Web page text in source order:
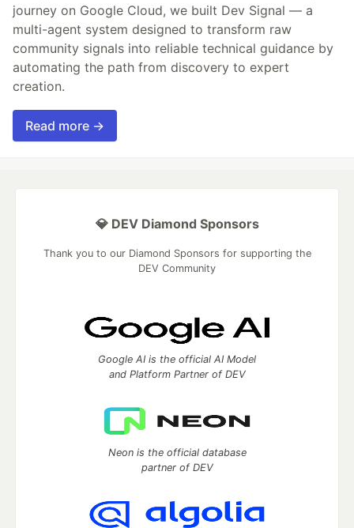
journey on Google Cloud, we built Dev Signal — a
multi-agent system designed to transform raw
community signals into reliable technical guidance by
automating the path from discovery to expert
creation.
Read more →
💎 DEV Diamond Sponsors
Thank you to our Diamond Sponsors for supporting the
DEV Community
Google AI is the official AI Model
and Platform Partner of DEV
Neon is the official database
partner of DEV